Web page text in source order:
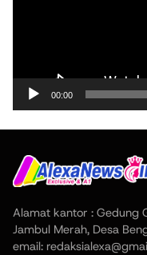
00:00
Alamat kantor : Gedung
Jambul Merah, Desa
email: